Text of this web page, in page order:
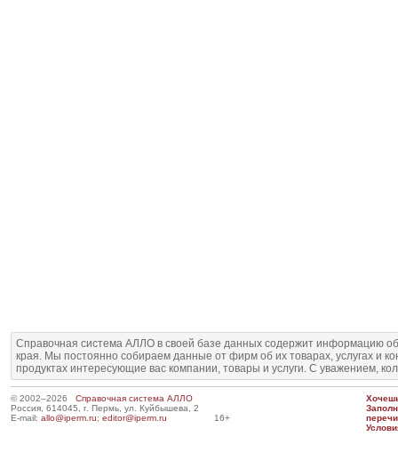
Справочная система АЛЛО в своей базе данных содержит информацию
края. Мы постоянно собираем данные от фирм об их товарах, услугах и
продуктах интересующие вас компании, товары и услуги. С уважением,
© 2002–2026 Справочная система АЛЛО
Россия, 614045, г. Пермь, ул. Куйбышева, 2
E-mail: allo@iperm.ru; editor@iperm.ru 16+